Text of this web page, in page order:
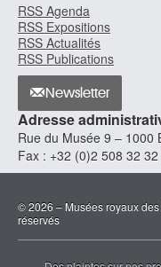
Ricard Gustave
Marseille, Bouches-du-
Ricciolini Niccolo
Rome (Italie) 1687 - 1772
Richez Jacques
Dieppe, Seine-Maritime
Richier Germaine
Grans, Bouches-du-Rhône
Richir Herman
Ricquier Louis
RSS Agenda
RSS Expositions
RSS Actualités
RSS Publications
Newsletter
Adresse
Rue du Musée 9 – 1000
Fax : +32 (0)2 508 32 32
© 2026 – Musées royaux
réservés